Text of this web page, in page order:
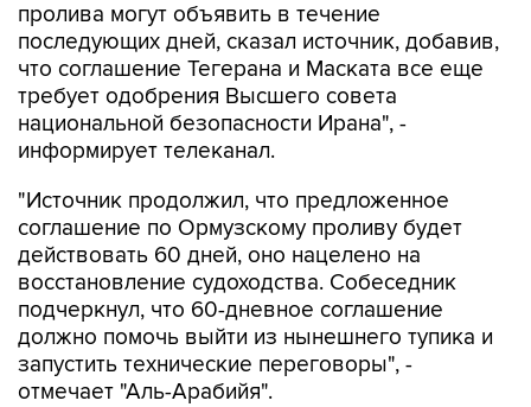
пролива могут объявить в течение
последующих дней, сказал источник, добавив,
что соглашение Тегерана и Маската все еще
требует одобрения Высшего совета
национальной безопасности Ирана", -
информирует телеканал.
"Источник продолжил, что предложенное
соглашение по Ормузскому проливу будет
действовать 60 дней, оно нацелено на
восстановление судоходства. Собеседник
подчеркнул, что 60-дневное соглашение
должно помочь выйти из нынешнего тупика и
запустить технические переговоры", -
отмечает "Аль-Арабийя".